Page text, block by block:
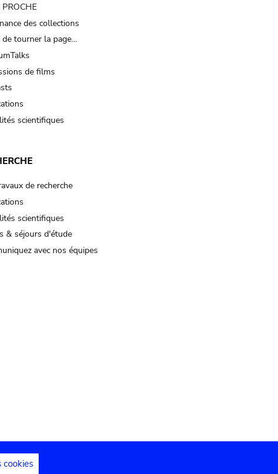
des collections
tourner la page…
de films
scientifiques
de recherche
scientifiques
& séjours d'étude
avec nos équipes
cookies